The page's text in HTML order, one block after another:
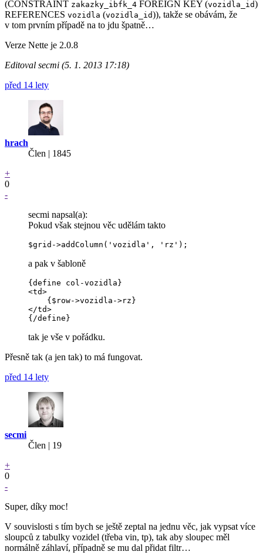
(CONSTRAINT zakazky_ibfk_4 FOREIGN KEY (vozidla_id)
REFERENCES vozidla (vozidla_id)), takže se obávám, že
v tom prvním případě na to jdu špatně…
Verze Nette je 2.0.8
Editoval secmi (5. 1. 2013 17:18)
před 14 lety
hrach
Člen | 1845
+
0
-
secmi napsal(a):
Pokud však stejnou věc udělám takto
a pak v šabloně
{define col-vozidla}
<td>
    {$row->vozidla->rz}
</td>
tak je vše v pořádku.
Přesně tak (a jen tak) to má fungovat.
před 14 lety
secmi
Člen | 19
+
0
-
Super, díky moc!
V souvislosti s tím bych se ještě zeptal na jednu věc, jak vypsat více
sloupců z tabulky vozidel (třeba vin, tp), tak aby sloupec měl
normálně záhlaví, případně se mu dal přidat filtr…